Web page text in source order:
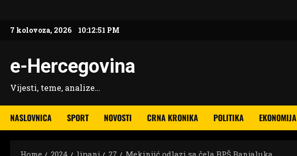
content
7 kolovoza, 2026 10:12:52 PM
e-Hercegovina
Vijesti, teme, analize…
NASLOVNICA SPORT NOVOSTI CRNA KRONIKA POLITIKA EKONOMIJA